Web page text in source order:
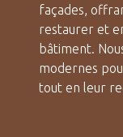
façades,
restaurer et
bâtiment.
modernes
tout en leur